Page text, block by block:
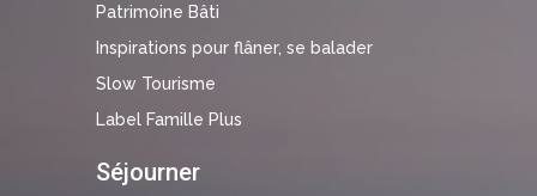
Patrimoine Bâti
Inspirations pour flâner, se balader
Slow Tourisme
Label Famille Plus
Séjourner